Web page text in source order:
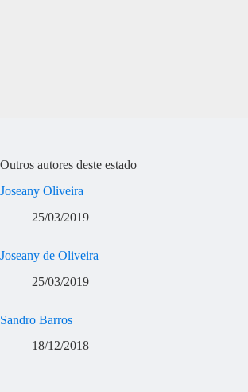
Outros autores deste estado
Joseany Oliveira
25/03/2019
Joseany de Oliveira
25/03/2019
Sandro Barros
18/12/2018